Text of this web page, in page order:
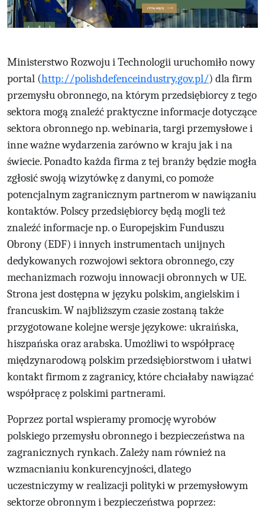
Ministerstwo Rozwoju i Technologii uruchomiło nowy
portal (http://polishdefenceindustry.gov.pl/) dla firm
przemysłu obronnego, na którym przedsiębiorcy z tego
sektora mogą znaleźć praktyczne informacje dotyczące
sektora obronnego np. webinaria, targi przemysłowe i
inne ważne wydarzenia zarówno w kraju jak i na
świecie. Ponadto każda firma z tej branży będzie mogła
zgłosić swoją wizytówkę z danymi, co pomoże
potencjalnym zagranicznym partnerom w nawiązaniu
kontaktów. Polscy przedsiębiorcy będą mogli też
znaleźć informacje np. o Europejskim Funduszu
Obrony (EDF) i innych instrumentach unijnych
dedykowanych rozwojowi sektora obronnego, czy
mechanizmach rozwoju innowacji obronnych w UE.
Strona jest dostępna w języku polskim, angielskim i
francuskim. W najbliższym czasie zostaną także
przygotowane kolejne wersje językowe: ukraińska,
hiszpańska oraz arabska. Umożliwi to współpracę
międzynarodową polskim przedsiębiorstwom i ułatwi
kontakt firmom z zagranicy, które chciałaby nawiązać
współpracę z polskimi partnerami.
Poprzez portal wspieramy promocję wyrobów
polskiego przemysłu obronnego i bezpieczeństwa na
zagranicznych rynkach. Zależy nam również na
wzmacnianiu konkurencyjności, dlatego
uczestniczymy w realizacji polityki w przemysłowym
sektorze obronnym i bezpieczeństwa poprzez: